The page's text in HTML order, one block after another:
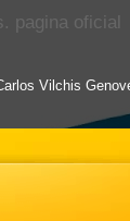
pagina oficial
Vilchis